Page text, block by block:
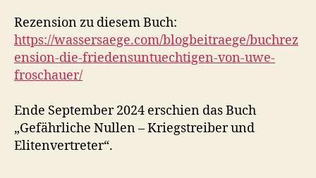
Rezension zu diesem Buch:
https://wassersaege.com/blogbeitraege/buchrez
ension-die-friedensuntuechtigen-von-uwe-
froschauer/
Ende September 2024 erschien das Buch
„Gefährliche Nullen – Kriegstreiber und
Elitenvertreter“.